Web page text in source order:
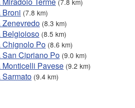
Broni (7.8 km)
Zenevredo (8.3 km)
Belgioioso (8.5 km)
Chignolo Po (8.6 km)
Cipriano Po (9.0 km)
Pavese (9.2 km)
(9.4 km)